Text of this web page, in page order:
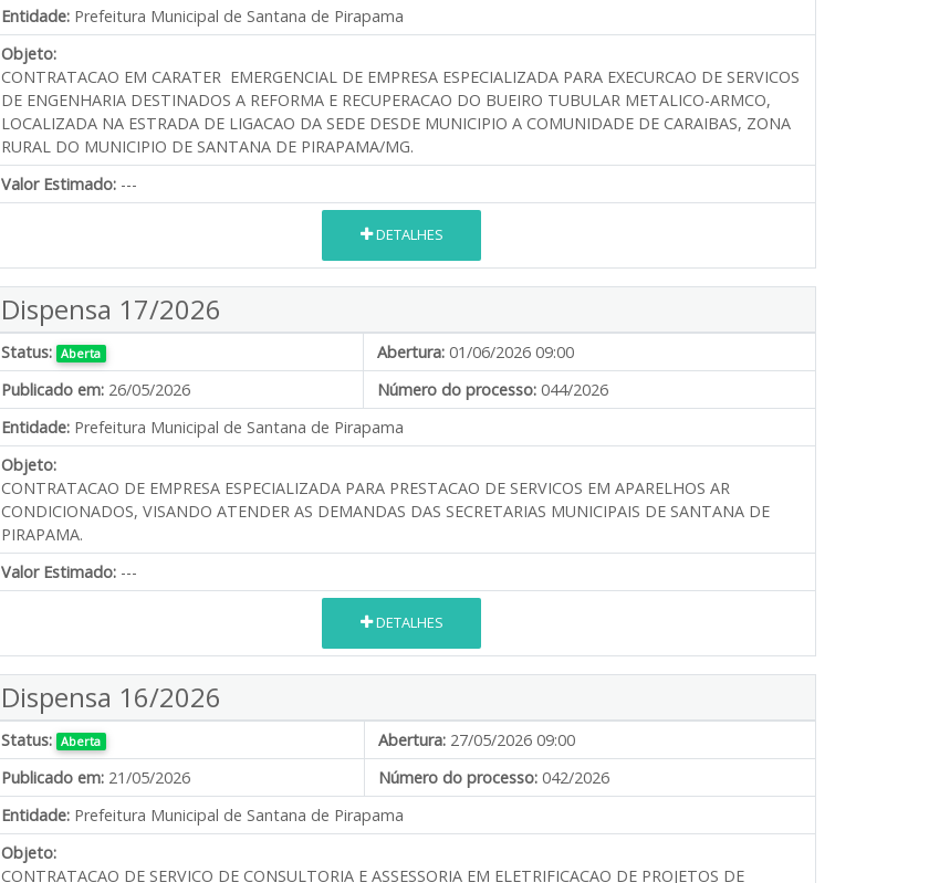
Entidade: Prefeitura Municipal de Santana de Pirapama
Objeto:
CONTRATACAO EM CARATER EMERGENCIAL DE EMPRESA ESPECIALIZADA PARA EXECURCAO DE SERVICOS
DE ENGENHARIA DESTINADOS A REFORMA E RECUPERACAO DO BUEIRO TUBULAR METALICO-ARMCO,
LOCALIZADA NA ESTRADA DE LIGACAO DA SEDE DESDE MUNICIPIO A COMUNIDADE DE CARAIBAS, ZONA
RURAL DO MUNICIPIO DE SANTANA DE PIRAPAMA/MG.
Valor Estimado: ---
DETALHES
Dispensa 17/2026
Status: Aberta Abertura: 01/06/2026 09:00
Publicado em: 26/05/2026 Número do processo: 044/2026
Entidade: Prefeitura Municipal de Santana de Pirapama
Objeto:
CONTRATACAO DE EMPRESA ESPECIALIZADA PARA PRESTACAO DE SERVICOS EM APARELHOS AR
CONDICIONADOS, VISANDO ATENDER AS DEMANDAS DAS SECRETARIAS MUNICIPAIS DE SANTANA DE
PIRAPAMA.
Valor Estimado: ---
DETALHES
Dispensa 16/2026
Status: Aberta Abertura: 27/05/2026 09:00
Publicado em: 21/05/2026 Número do processo: 042/2026
Entidade: Prefeitura Municipal de Santana de Pirapama
Objeto:
CONTRATACAO DE SERVICO DE CONSULTORIA E ASSESSORIA EM ELETRIFICACAO DE PROJETOS DE